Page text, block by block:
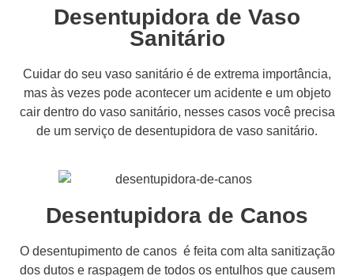
Desentupidora de Vaso
Sanitário
Cuidar do seu vaso sanitário é de extrema importância,
mas às vezes pode acontecer um acidente e um objeto
cair dentro do vaso sanitário, nesses casos você precisa
de um serviço de desentupidora de vaso sanitário.
Desentupidora de Canos
O desentupimento de canos é feita com alta sanitização
dos dutos e raspagem de todos os entulhos que causem